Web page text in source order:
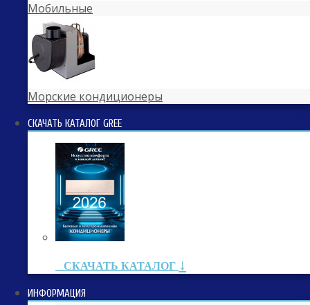
Мобильные
Морские кондиционеры
СКАЧАТЬ КАТАЛОГ GREE
СКАЧАТЬ КАТАЛОГ ↓
ИНФОРМАЦИЯ